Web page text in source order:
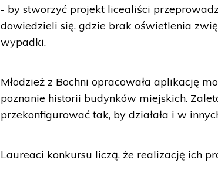
- by stworzyć projekt licealiści
dowiedzieli się, gdzie brak oświetlenia
wypadki.
Młodzież z Bochni opracowała aplikację
poznanie historii budynków miejskich.
przekonfigurować tak, by działała i w
Laureaci konkursu liczą, że realizację ich